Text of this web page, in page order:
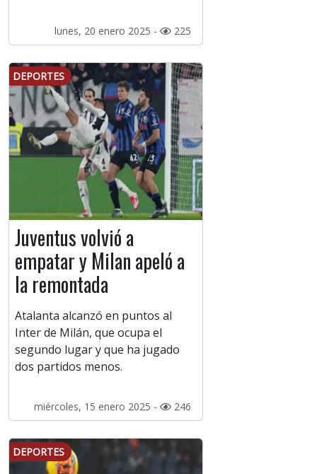
lunes, 20 enero 2025 - 225
DEPORTES
Juventus volvió a
empatar y Milan apeló a
la remontada
Atalanta alcanzó en puntos al
Inter de Milán, que ocupa el
segundo lugar y que ha jugado
dos partidos menos.
miércoles, 15 enero 2025 - 246
DEPORTES